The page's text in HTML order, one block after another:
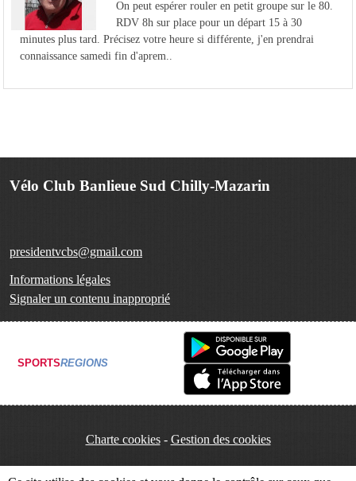
On peut espérer rouler en petit groupe sur le 80.
RDV 8h sur place pour un départ 15 à 30
minutes plus tard. Précisez votre heure si différente, j'en prendrai
connaissance samedi fin d'aprem..
Vélo Club Banlieue Sud Chilly-Mazarin
presidentvcbs@gmail.com
Informations légales
Signaler un contenu inapproprié
SPORTSREGIONS
Charte cookies Gestion des cookies